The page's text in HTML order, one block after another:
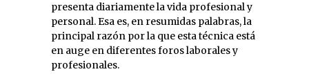
presenta diariamente la vida profesional y
personal. Esa es, en resumidas palabras, la
principal razón por la que esta técnica está
en auge en diferentes foros laborales y
profesionales.